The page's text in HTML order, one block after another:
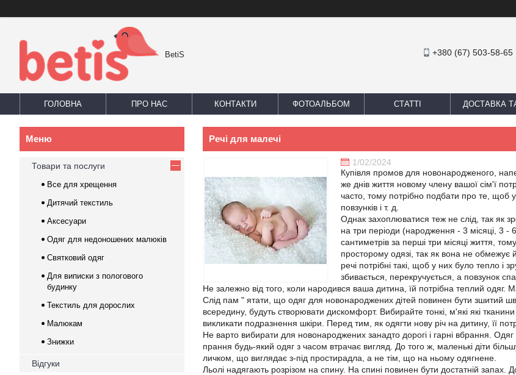
BetiS +380 (67) 503-58-65
ГОЛОВНА ПРО НАС КОНТАКТИ ФОТОАЛЬБОМ СТАТТІ ДОСТАВКА
Речі для малечі
1/02/2024
Купівля промов для новонародженого,
же днів життя новому члену вашої сім'ї
часто, тому потрібно подбати про те, щоб
повзунків і т. д.
Однак захоплюватися теж не слід, так як
на три періоди (народження - 3 місяці, 3 -
сантиметрів за перші три місяці життя,
просторому одязі, так як вона не обмежує
речі потрібні такі, щоб у них було тепло і
збивається, перекручується, а повзунок
Не залежно від того, коли народився ваша дитина, їй потрібна теплий одяг.
Слід пам " ятати, що одяг для новонароджених дітей повинен бути зшитий
всередину, будуть створювати дискомфорт. Вибирайте тонкі, м'які які
викликати подразнення шкіри. Перед тим, як одягти нову річ на дитину, її
Не варто вибирати для новонароджених занадто дорогі і гарні вбрання.
прання будь-який одяг з часом втрачає вигляд. До того ж, маленькі діти
личком, що виглядає з-під простирадла, а не тім, що на ньому одягнене.
Льолі надягають розрізом на спину. На спині повинен бути достатній запах.
Товари та послуги
Все для хрещення
Дитячий текстиль
Аксесуари
Одяг для недоношених малюків
Святковий одяг
Для виписки з пологового
будинку
Текстиль для дорослих
Малюкам
Знижки
Відгуки